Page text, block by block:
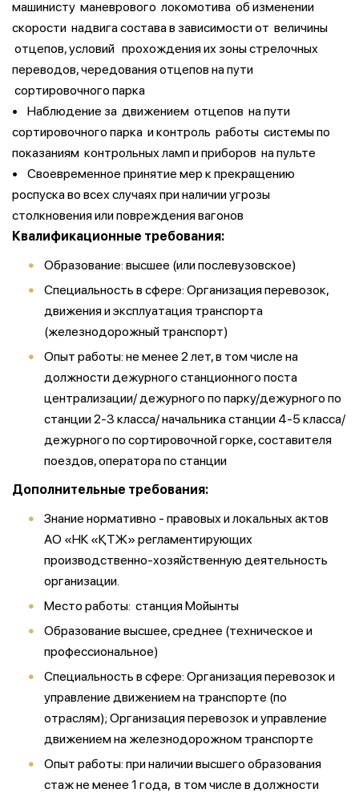
машинисту маневрового локомотива об изменении
скорости надвига состава в зависимости от величины
отцепов, условий прохождения их зоны стрелочных
переводов, чередования отцепов на пути
сортировочного парка
• Наблюдение за движением отцепов на пути
сортировочного парка и контроль работы системы по
показаниям контрольных ламп и приборов на пульте
• Своевременное принятие мер к прекращению
роспуска во всех случаях при наличии угрозы
столкновения или повреждения вагонов
Квалификационные требования:
Образование: высшее (или послевузовское)
Специальность в сфере: Организация перевозок,
движения и эксплуатация транспорта
(железнодорожный транспорт)
Опыт работы: не менее 2 лет, в том числе на
должности дежурного станционного поста
централизации/ дежурного по парку/дежурного по
станции 2-3 класса/ начальника станции 4-5 класса/
дежурного по сортировочной горке, составителя
поездов, оператора по станции
Дополнительные требования:
Знание нормативно - правовых и локальных актов
АО «НК «ҚТЖ» регламентирующих
производственно-хозяйственную деятельность
организации.
Место работы: станция Мойынты
Образование высшее, среднее (техническое и
профессиональное)
Специальность в сфере: Организация перевозок и
управление движением на транспорте (по
отраслям); Организация перевозок и управление
движением на железнодорожном транспорте
Опыт работы: при наличии высшего образования
стаж не менее 1 года, в том числе в должности